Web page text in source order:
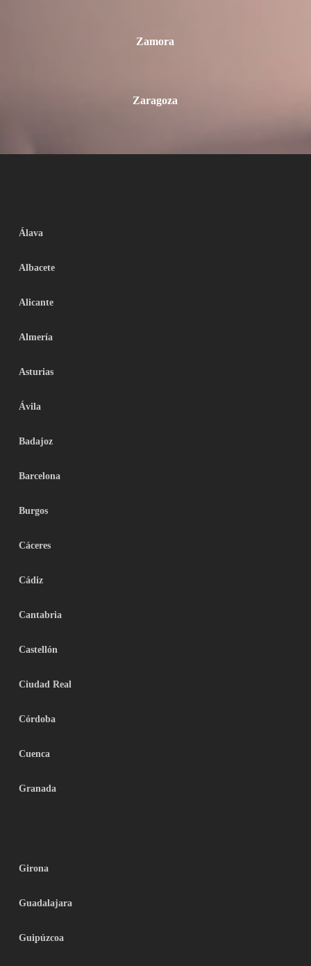
Zamora
Zaragoza
Álava
Albacete
Alicante
Almería
Asturias
Ávila
Badajoz
Barcelona
Burgos
Cáceres
Cádiz
Cantabria
Castellón
Ciudad Real
Córdoba
Cuenca
Granada
Girona
Guadalajara
Guipúzcoa